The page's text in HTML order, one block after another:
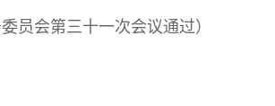
员会第三十一次会议通过）